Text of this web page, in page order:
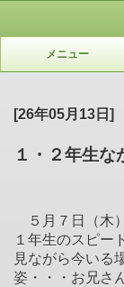
メニュー
[26年05月13日]
１・２年生な
５月７日（木
１年生のスピー
見ながら今いる
姿・・・お兄さ